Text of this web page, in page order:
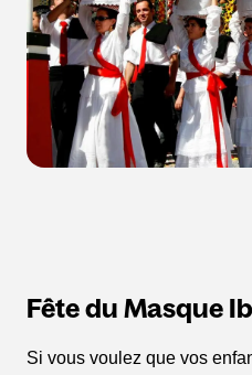
Fête du Masque
Si vous voulez que vos